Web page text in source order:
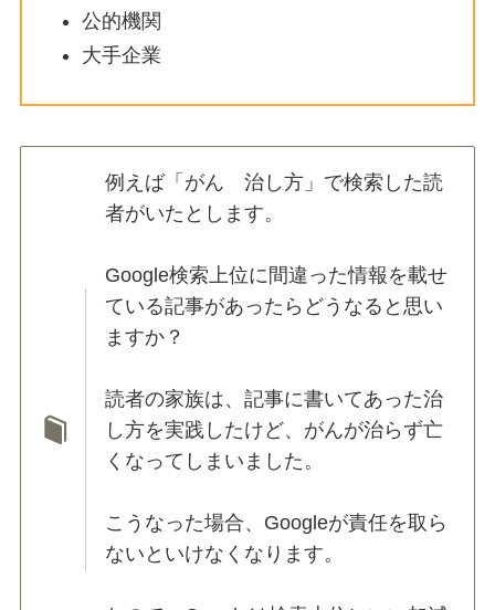
公的機関
大手企業
例えば「がん 治し方」で検索した読
者がいたとします。
Google検索上位に間違った情報を載せ
ている記事があったらどうなると思い
ますか？
読者の家族は、記事に書いてあった治
し方を実践したけど、がんが治らず亡
くなってしまいました。
こうなった場合、Googleが責任を取ら
ないといけなくなります。